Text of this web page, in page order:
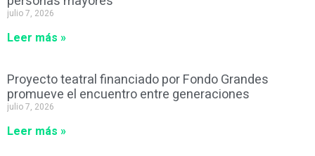
julio 7, 2026
Leer más »
Proyecto teatral financiado por Fondo Grandes
promueve el encuentro entre generaciones
julio 7, 2026
Leer más »